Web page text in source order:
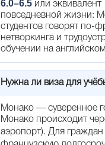
6.0–6.5 или
повседневной жизни:
студентов говорят по-
нетворкинга и
обучении на
Нужна ли виза для
Монако — суверенное
Монако происходит
аэропорт). Для